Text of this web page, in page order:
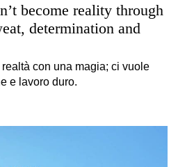
become reality through
determination and
con una magia; ci vuole
e lavoro duro.